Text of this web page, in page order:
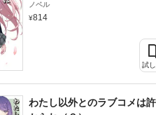
ノベル
814
試
わたし以外とのラブコメは